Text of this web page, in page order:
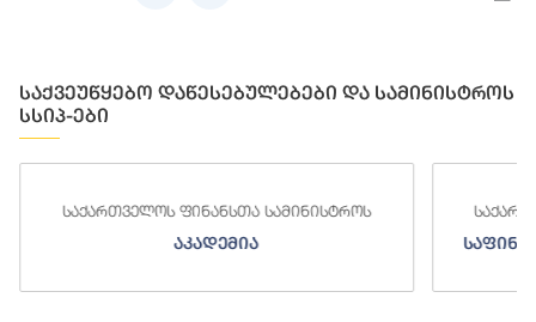
საქვეუწყებო დაწესებულებები და სამინისტროს
სსიპ-ები
სამინისტროს
საქართველოს ფინანსთა
საფინანსო-ანალიტიკური